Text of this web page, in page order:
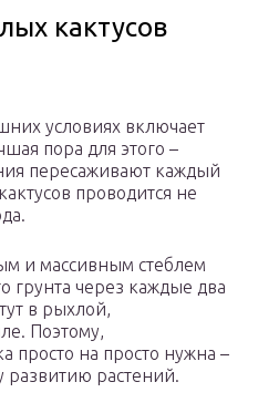
кактусов
условиях включает
пора для этого –
пересаживают каждый
проводится не
и массивным стеблем
грунта через каждые два
в рыхлой,
Поэтому,
просто на просто нужна –
развитию растений.